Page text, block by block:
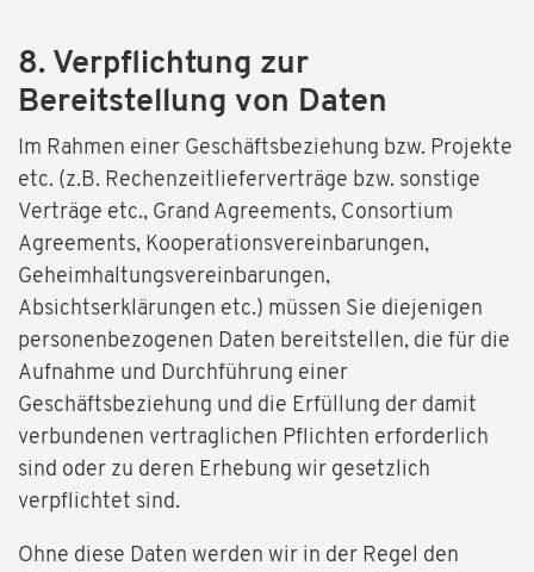
8. Verpflichtung zur
Bereitstellung von Daten
Im Rahmen einer Geschäftsbeziehung bzw. Projekte
etc. (z.B. Rechenzeitlieferverträge bzw. sonstige
Verträge etc., Grand Agreements, Consortium
Agreements, Kooperationsvereinbarungen,
Geheimhaltungsvereinbarungen,
Absichtserklärungen etc.) müssen Sie diejenigen
personenbezogenen Daten bereitstellen, die für die
Aufnahme und Durchführung einer
Geschäftsbeziehung und die Erfüllung der damit
verbundenen vertraglichen Pflichten erforderlich
sind oder zu deren Erhebung wir gesetzlich
verpflichtet sind.
Ohne diese Daten werden wir in der Regel den